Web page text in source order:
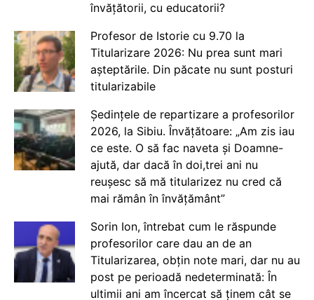
învățătorii, cu educatorii?
Profesor de Istorie cu 9.70 la
Titularizare 2026: Nu prea sunt mari
așteptările. Din păcate nu sunt posturi
titularizabile
Ședințele de repartizare a profesorilor
2026, la Sibiu. Învățătoare: „Am zis iau
ce este. O să fac naveta și Doamne-
ajută, dar dacă în doi,trei ani nu
reușesc să mă titularizez nu cred că
mai rămân în învățământ”
Sorin Ion, întrebat cum le răspunde
profesorilor care dau an de an
Titularizarea, obțin note mari, dar nu au
post pe perioadă nedeterminată: În
ultimii ani am încercat să ținem cât se